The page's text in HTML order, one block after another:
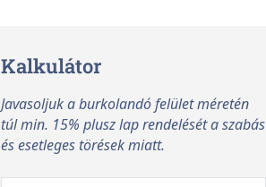
Kalkulátor
Javasoljuk a burkolandó felület méretén
túl min. 15% plusz lap rendelését a szabás
és esetleges törések miatt.